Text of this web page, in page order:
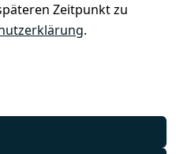
Zeitpunkt zu
.